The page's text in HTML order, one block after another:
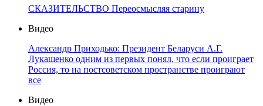
СКАЗИТЕЛЬСТВО Переосмысляя старину
Видео
Александр Приходько: Президент Беларуси А.Г.
Лукашенко одним из первых понял, что если проиграет
Россия, то на постсоветском пространстве проиграют
все
Видео